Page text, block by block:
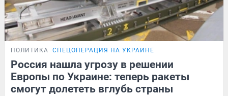
ПОЛИТИКА СПЕЦОПЕРАЦИЯ НА УКРАИНЕ
Россия нашла угрозу в решении
Европы по Украине: теперь ракеты
смогут долететь вглубь страны